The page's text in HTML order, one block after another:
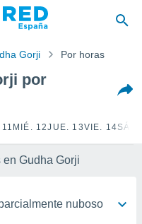
Gorji Por horas
por
MIÉ. 12JUE. 13VIE. 14
en Gudha Gorji
nuboso